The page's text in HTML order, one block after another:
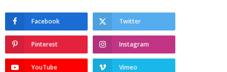
Facebook Twitter
Pinterest Instagram
YouTube Vimeo